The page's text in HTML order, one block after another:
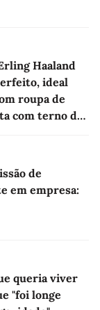
Haaland
ideal
roupa de
com terno de
de
em empresa:
queria viver
"foi longe